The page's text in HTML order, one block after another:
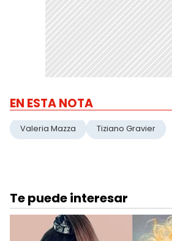
EN ESTA NOTA
Valeria Mazza Tiziano Gravier